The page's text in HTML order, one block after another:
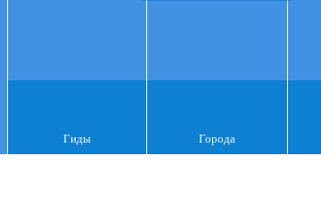
Гиды Города